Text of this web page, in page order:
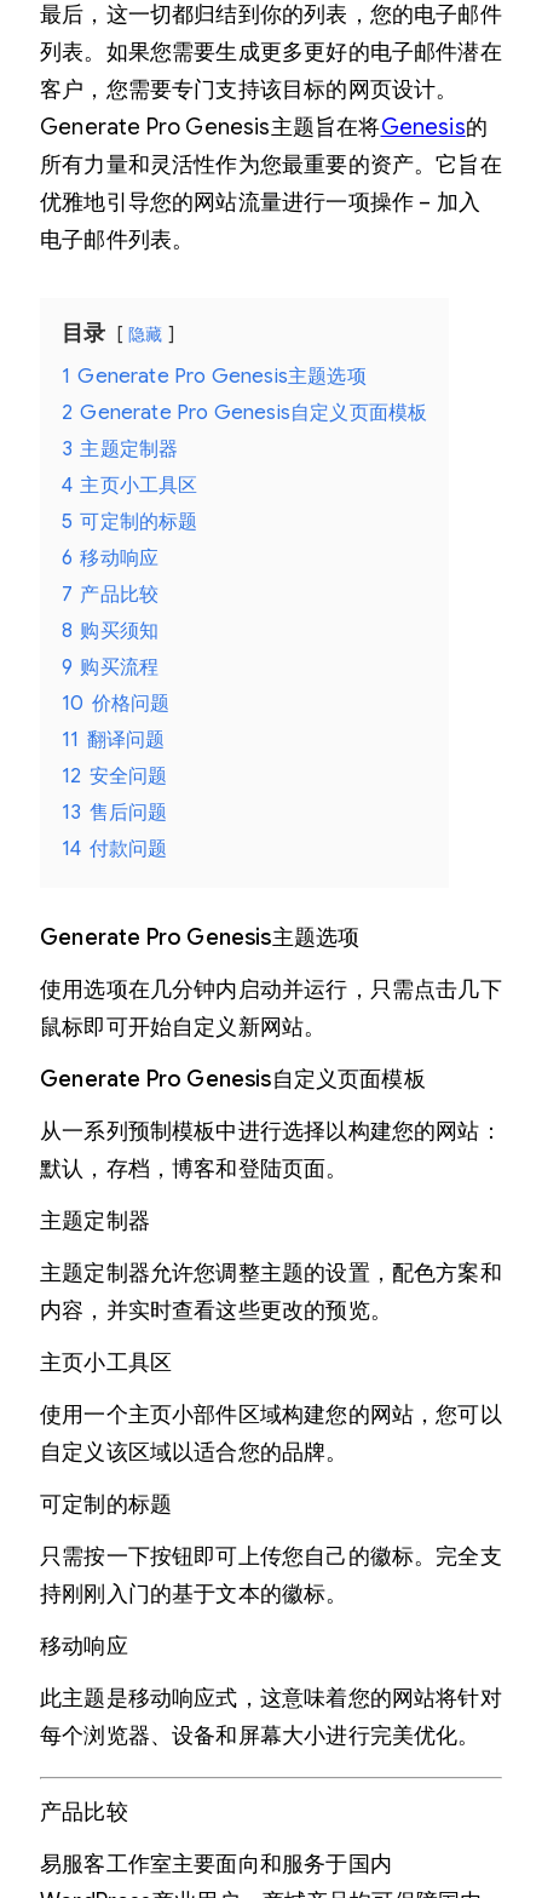
最后，这一切都归结到你的列表，您的电子邮件
列表。如果您需要生成更多更好的电子邮件潜在
客户，您需要专门支持该目标的网页设计。
Generate Pro Genesis主题旨在将Genesis的
所有力量和灵活性作为您最重要的资产。它旨在
优雅地引导您的网站流量进行一项操作 – 加入
电子邮件列表。
目录 隐藏
1 Generate Pro Genesis主题选项
2 Generate Pro Genesis自定义页面模板
3 主题定制器
4 主页小工具区
5 可定制的标题
6 移动响应
7 产品比较
8 购买须知
9 购买流程
10 价格问题
11 翻译问题
12 安全问题
13 售后问题
14 付款问题
Generate Pro Genesis主题选项
使用选项在几分钟内启动并运行，只需点击几下
鼠标即可开始自定义新网站。
Generate Pro Genesis自定义页面模板
从一系列预制模板中进行选择以构建您的网站：
默认，存档，博客和登陆页面。
主题定制器
主题定制器允许您调整主题的设置，配色方案和
内容，并实时查看这些更改的预览。
主页小工具区
使用一个主页小部件区域构建您的网站，您可以
自定义该区域以适合您的品牌。
可定制的标题
只需按一下按钮即可上传您自己的徽标。完全支
持刚刚入门的基于文本的徽标。
移动响应
此主题是移动响应式，这意味着您的网站将针对
每个浏览器、设备和屏幕大小进行完美优化。
产品比较
易服客工作室主要面向和服务于国内